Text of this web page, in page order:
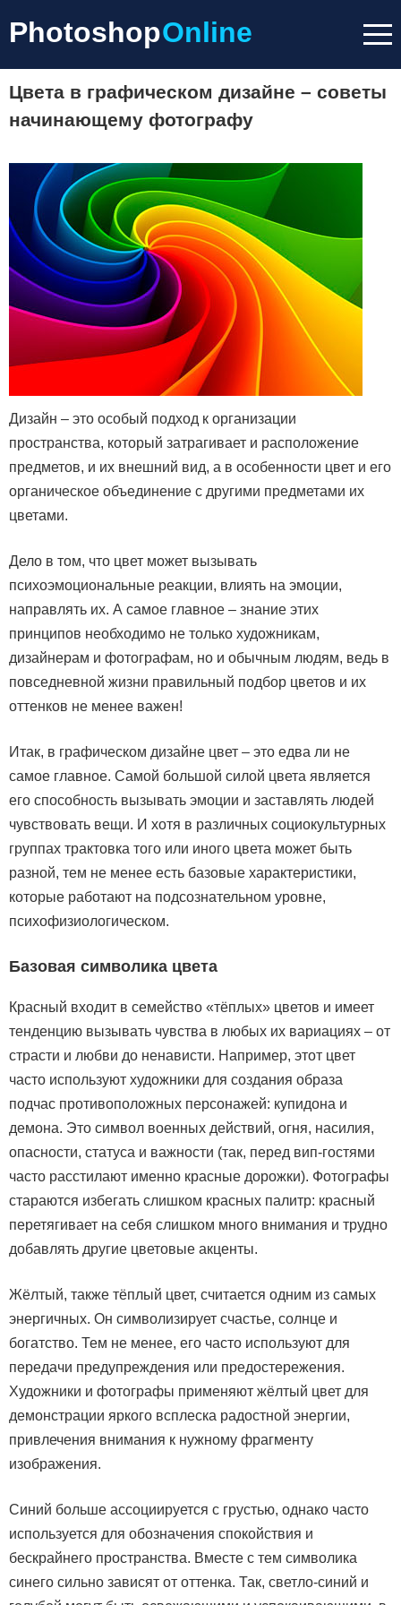
PhotoshopOnline
Цвета в графическом дизайне – советы
начинающему фотографу
Дизайн – это особый подход к организации
пространства, который затрагивает и расположение
предметов, и их внешний вид, а в особенности цвет и его
органическое объединение с другими предметами их
цветами.
Дело в том, что цвет может вызывать
психоэмоциональные реакции, влиять на эмоции,
направлять их. А самое главное – знание этих
принципов необходимо не только художникам,
дизайнерам и фотографам, но и обычным людям, ведь в
повседневной жизни правильный подбор цветов и их
оттенков не менее важен!
Итак, в графическом дизайне цвет – это едва ли не
самое главное. Самой большой силой цвета является
его способность вызывать эмоции и заставлять людей
чувствовать вещи. И хотя в различных социокультурных
группах трактовка того или иного цвета может быть
разной, тем не менее есть базовые характеристики,
которые работают на подсознательном уровне,
психофизиологическом.
Базовая символика цвета
Красный входит в семейство «тёплых» цветов и имеет
тенденцию вызывать чувства в любых их вариациях – от
страсти и любви до ненависти. Например, этот цвет
часто используют художники для создания образа
подчас противоположных персонажей: купидона и
демона. Это символ военных действий, огня, насилия,
опасности, статуса и важности (так, перед вип-гостями
часто расстилают именно красные дорожки). Фотографы
стараются избегать слишком красных палитр: красный
перетягивает на себя слишком много внимания и трудно
добавлять другие цветовые акценты.
Жёлтый, также тёплый цвет, считается одним из самых
энергичных. Он символизирует счастье, солнце и
богатство. Тем не менее, его часто используют для
передачи предупреждения или предостережения.
Художники и фотографы применяют жёлтый цвет для
демонстрации яркого всплеска радостной энергии,
привлечения внимания к нужному фрагменту
изображения.
Синий больше ассоциируется с грустью, однако часто
используется для обозначения спокойствия и
бескрайнего пространства. Вместе с тем символика
синего сильно зависят от оттенка. Так, светло-синий и